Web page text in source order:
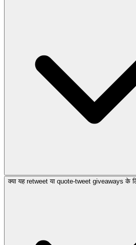
क्या यह retweet या quote-tweet giveaways के